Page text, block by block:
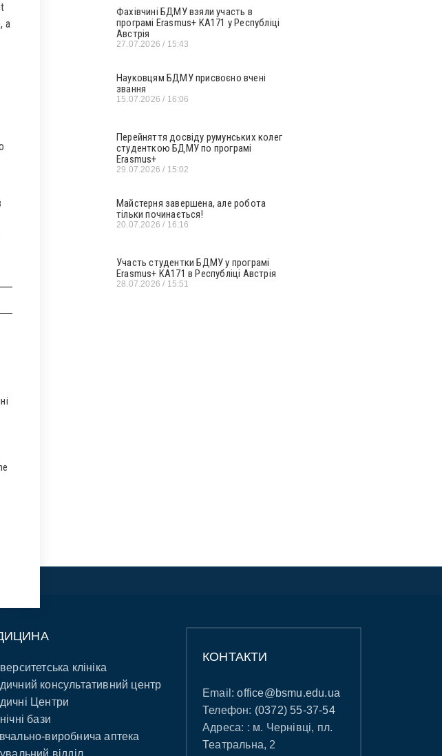
а
Фахівчині БДМУ взяли участь в
програмі Erasmus+ KA171 у Республіці
Австрія
27.07.2026 15:43
Науковцям БДМУ присвоєно вчені
звання
15.07.2026 16:06
Перейняття досвіду румунських колег
студенткою БДМУ по програмі
Erasmus+
29.07.2026 15:02
Майстерня завершена, але робота
тільки починається!
20.07.2026 16:16
Участь студентки БДМУ у програмі
Erasmus+ KA171 в Республіці Австрія
28.07.2026 15:51
клініка
консультативний центр
Центри
бази
виробнича аптека
відділ
КОНТАКТИ
Email:office@bsmu.edu.ua
Телефон: (0372) 55-37-54
Адреса: : м. Чернівці, пл.
Театральна, 2